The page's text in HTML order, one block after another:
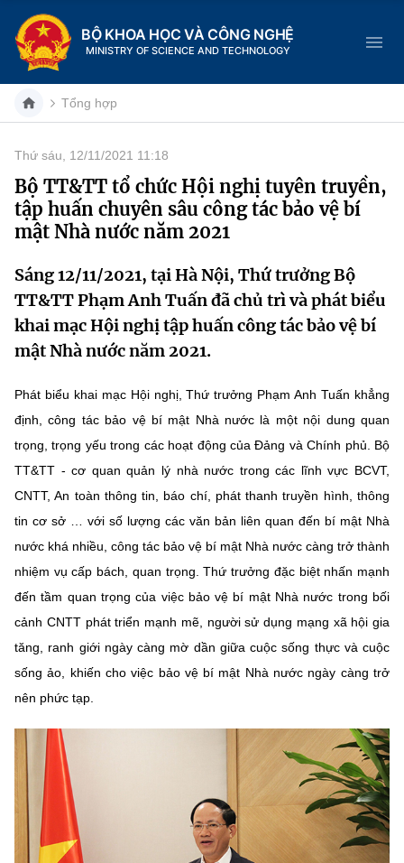
BỘ KHOA HỌC VÀ CÔNG NGHỆ
MINISTRY OF SCIENCE AND TECHNOLOGY
Danh mục
Trang chủ
Chức năng nhiệm vụ
Cơ cấu tổ chức
Lịch sử phát triển
Sở Khoa học và Công nghệ
Tin tức sự kiện
Khoa học và Công nghệ
Đổi mới sáng tạo
Chuyển đổi số
Bưu chính, Viễn thông
Sở hữu trí tuệ
Tiêu chuẩn, đo lường, chất lượng
Năng lượng nguyên tử
Tin tổng hợp
Tin địa phương
Dịch vụ công
Văn bản QPPL
Văn bản chỉ đạo điều hành
Lấy ý kiến người dân về dự thảo VBQPPL
MST IOFFICE
THỐNG KÊ
Đổi mới sáng tạo
Chuyển đổi số
Bưu chính, Viễn thông
Tiêu chuẩn, đo lường, chất lượng
Năng lượng nguyên tử
Multimedia
THƯ ĐIỆN TỬ
Videos
Ảnh
Voice
Nhiệm vụ trọng tâm
Chọn ngôn ngữ
English
Tổng hợp
Thứ sáu, 12/11/2021 11:18
Bộ TT&TT tổ chức Hội nghị tuyên truyền,
tập huấn chuyên sâu công tác bảo vệ bí
mật Nhà nước năm 2021
Sáng 12/11/2021, tại Hà Nội, Thứ trưởng Bộ
TT&TT Phạm Anh Tuấn đã chủ trì và phát biểu
khai mạc Hội nghị tập huấn công tác bảo vệ bí
mật Nhà nước năm 2021.
Phát biểu khai mạc Hội nghị, Thứ trưởng Phạm Anh Tuấn khẳng
định, công tác bảo vệ bí mật Nhà nước là một nội dung quan
trọng, trọng yếu trong các hoạt động của Đảng và Chính phủ. Bộ
TT&TT - cơ quan quản lý nhà nước trong các lĩnh vực BCVT,
CNTT, An toàn thông tin, báo chí, phát thanh truyền hình, thông
tin cơ sở … với số lượng các văn bản liên quan đến bí mật Nhà
nước khá nhiều, công tác bảo vệ bí mật Nhà nước càng trở thành
nhiệm vụ cấp bách, quan trọng. Thứ trưởng đặc biệt nhấn mạnh
đến tầm quan trọng của việc bảo vệ bí mật Nhà nước trong bối
cảnh CNTT phát triển mạnh mẽ, người sử dụng mạng xã hội gia
tăng, ranh giới ngày càng mờ dần giữa cuộc sống thực và cuộc
sống ảo, khiến cho việc bảo vệ bí mật Nhà nước ngày càng trở
nên phức tạp.